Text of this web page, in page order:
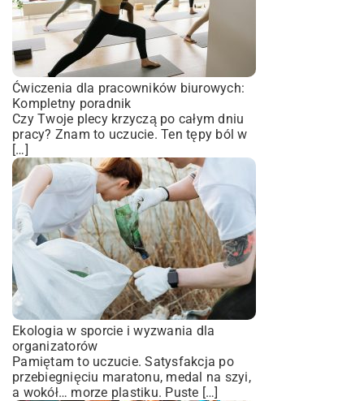
Ćwiczenia dla pracowników biurowych:
Kompletny poradnik
Czy Twoje plecy krzyczą po całym dniu
pracy? Znam to uczucie. Ten tępy ból w
[…]
Ekologia w sporcie i wyzwania dla
organizatorów
Pamiętam to uczucie. Satysfakcja po
przebiegnięciu maratonu, medal na szyi,
a wokół… morze plastiku. Puste […]